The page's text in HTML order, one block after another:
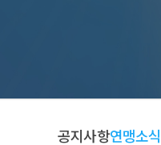
공지사항연맹소식